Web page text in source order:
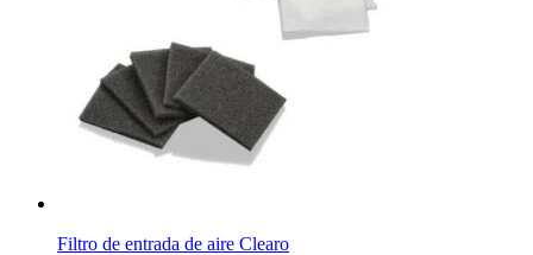
Filtro de entrada de aire Clearo